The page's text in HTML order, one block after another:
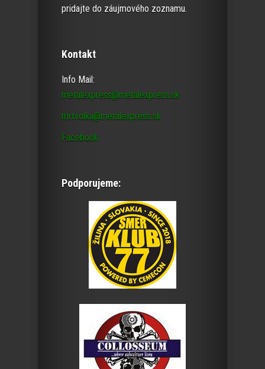
pridajte do záujmového zoznamu.
Kontakt
Info Mail:
metalexpress@metalexpress.sk
mrtvolka@metalexpress.sk
Facebook
Podporujeme: